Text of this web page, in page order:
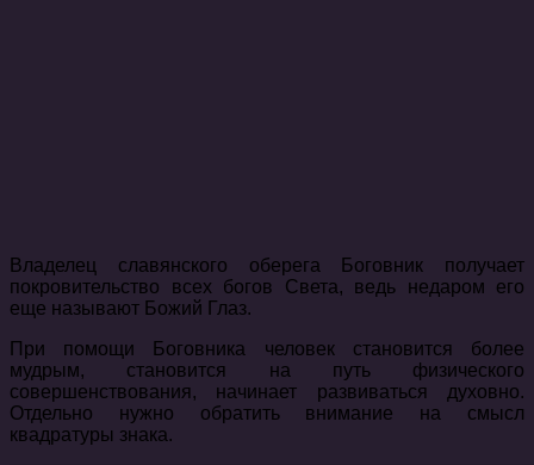
Владелец славянского оберега Боговник получает
покровительство всех богов Света, ведь недаром его
еще называют Божий Глаз.
При помощи Боговника человек становится более
мудрым, становится на путь физического
совершенствования, начинает развиваться духовно.
Отдельно нужно обратить внимание на смысл
квадратуры знака.